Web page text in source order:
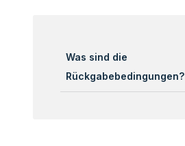
Was sind die
Rückgabebedingungen?